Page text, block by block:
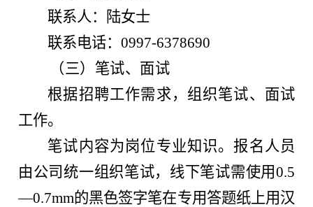
联系人：陆女士
联系电话：0997-6378690
（三）笔试、面试
根据招聘工作需求，组织笔试、面试
工作。
笔试内容为岗位专业知识。报名人员
由公司统一组织笔试，线下笔试需使用0.5
—0.7mm的黑色签字笔在专用答题纸上用汉